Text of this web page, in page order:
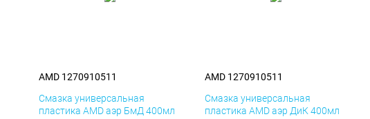
AMD 1270910511
Смазка универсальная
пластика AMD аэр БмД 400мл
AMD 1270910511
Смазка универсальная
пластика AMD аэр ДиК 400мл